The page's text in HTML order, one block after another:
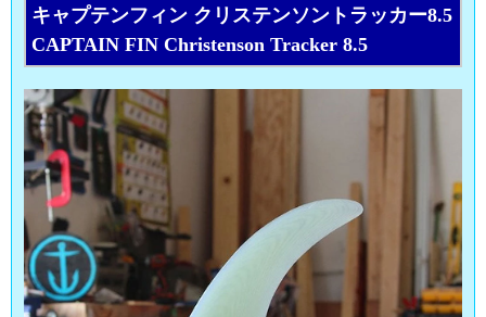
キャプテンフィン クリステンソントラッカー8.5
CAPTAIN FIN Christenson Tracker 8.5